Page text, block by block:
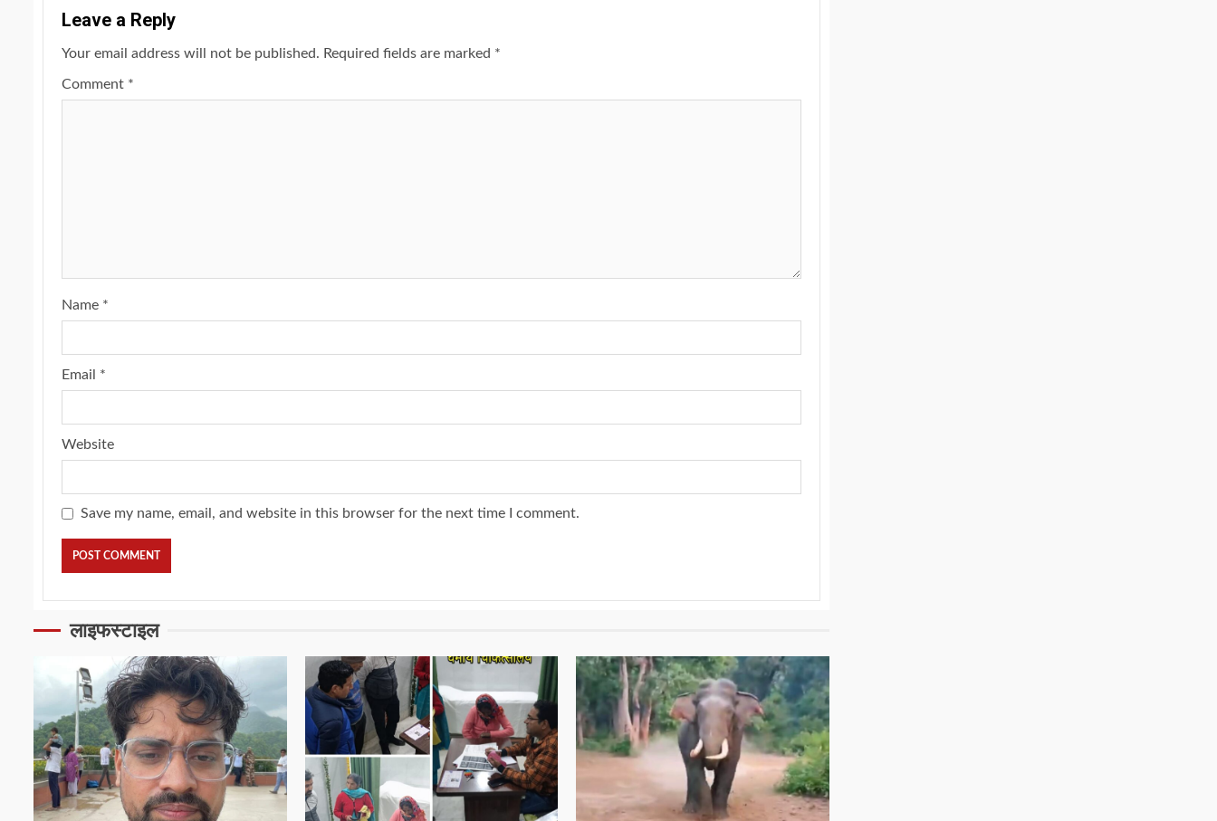
Leave a Reply
Your email address will not be published. Required fields are marked *
Comment *
Name *
Email *
Website
Save my name, email, and website in this browser for the next time I comment.
लाइफस्टाइल